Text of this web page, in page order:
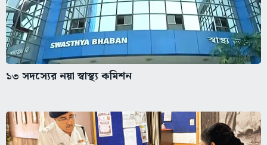
১৩ সদস্যের নয়া স্বাস্থ্য কমিশন